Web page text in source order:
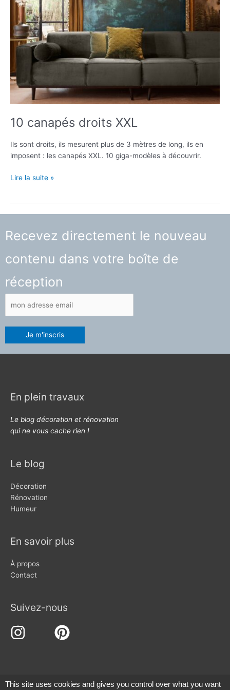
10 canapés droits XXL
Ils sont droits, ils mesurent plus de 3 mètres de long, ils en
imposent : les canapés XXL. 10 giga-modèles à découvrir.
10
Lire la suite »
Recevez directement le nouveau
contenu dans votre boîte de
réception
En plein travaux
Le blog décoration et rénovation
qui ne vous cache rien !
Le blog
Décoration
Rénovation
Humeur
En savoir plus
À propos
Contact
Suivez-nous
This site uses cookies and gives you control over what you want